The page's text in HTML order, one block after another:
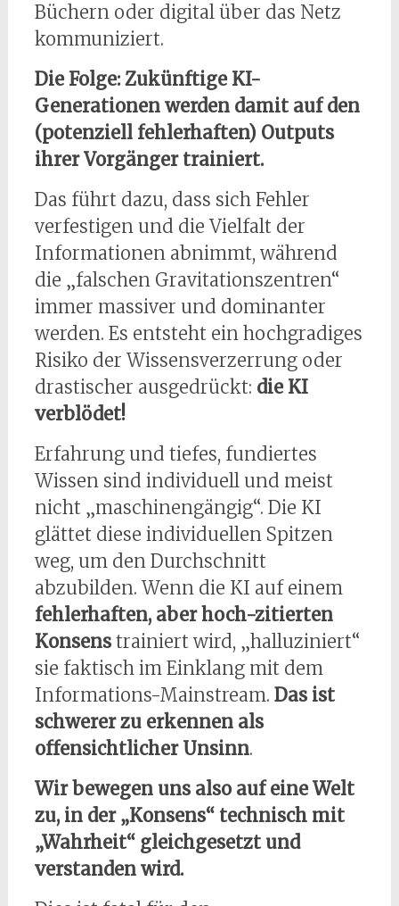
Büchern oder digital über das Netz
kommuniziert.
Die Folge: Zukünftige KI-
Generationen werden damit auf den
(potenziell fehlerhaften) Outputs
ihrer Vorgänger trainiert.
Das führt dazu, dass sich Fehler
verfestigen und die Vielfalt der
Informationen abnimmt, während
die „falschen Gravitationszentren“
immer massiver und dominanter
werden. Es entsteht ein hochgradiges
Risiko der Wissensverzerrung oder
drastischer ausgedrückt: die KI
verblödet!
Erfahrung und tiefes, fundiertes
Wissen sind individuell und meist
nicht „maschinengängig“. Die KI
glättet diese individuellen Spitzen
weg, um den Durchschnitt
abzubilden. Wenn die KI auf einem
fehlerhaften, aber hoch-zitierten
Konsenstrainiert wird, „halluziniert“
sie faktisch im Einklang mit dem
Informations-Mainstream. Das ist
schwerer zu erkennen als
offensichtlicher Unsinn.
Wir bewegen uns also auf eine Welt
zu, in der „Konsens“ technisch mit
„Wahrheit“ gleichgesetzt und
verstanden wird.